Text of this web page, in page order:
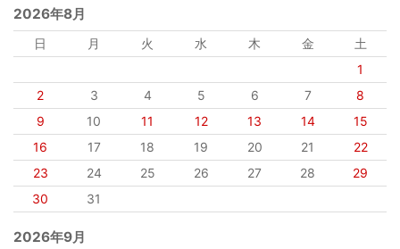
2026年8月
日 月 火 水 木 金
土
1
2
3 4 5 6 7
8
9
10 11 12 13 14
15
16
17 18 19 20 21
22
23
24 25 26 27 28
29
30
31
2026年9月